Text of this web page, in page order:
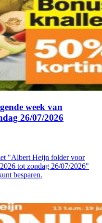
week van
26/07/2026
"Albert Heijn folder voor
tot zondag 26/07/2026"
besparen.